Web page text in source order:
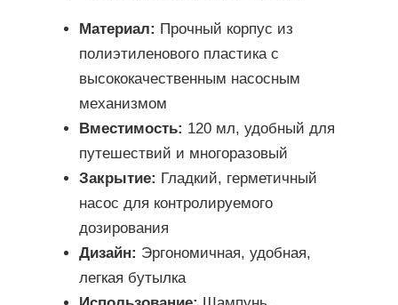
Материал: Прочный корпус из
полиэтиленового пластика с
высококачественным насосным
механизмом
Вместимость: 120 мл, удобный для
путешествий и многоразовый
Закрытие: Гладкий, герметичный
насос для контролируемого
дозирования
Дизайн: Эргономичная, удобная,
легкая бутылка